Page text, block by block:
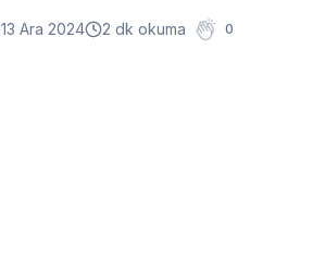
13 Ara 2024 2 dk okuma 0